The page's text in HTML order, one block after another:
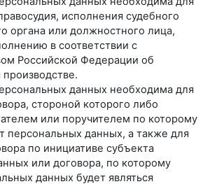
исполнения судебного
органа или должностного лица,
в соответствии с
Российской Федерации об
данных необходима для
стороной которого либо
или поручителем по которому
персональных данных, а также для
по инициативе субъекта
или договора, по которому
данных будет являться